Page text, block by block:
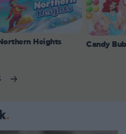
Heights Candy